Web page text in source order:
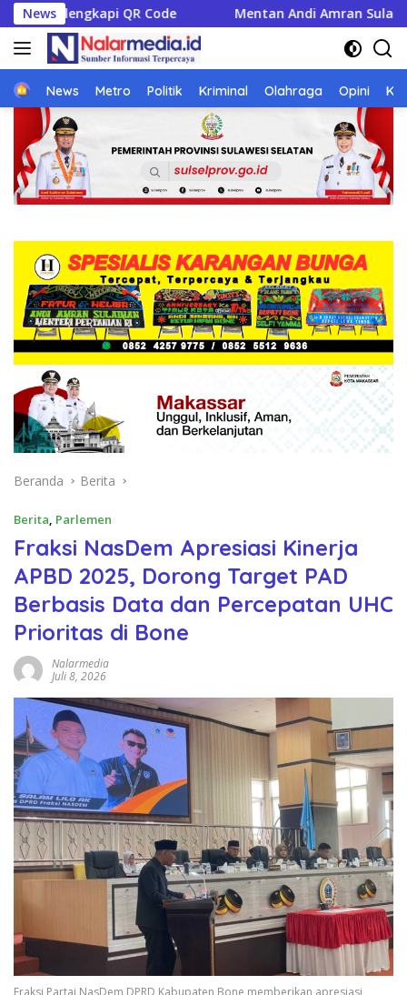
Langsung
ke
konten
NewsAndi Amran Sulaiman Bakal Hadiri Roadshow
Home
News Metro Politik Kriminal Olahraga Opini
Beranda Berita
Berita, Parlemen
Fraksi NasDem Apresiasi Kinerja
APBD 2025, Dorong Target PAD
Berbasis Data dan Percepatan UHC
Prioritas di Bone
Nalarmedia
Juli 8, 2026
Fraksi Partai NasDem DPRD Kabupaten Bone memberikan apresiasi